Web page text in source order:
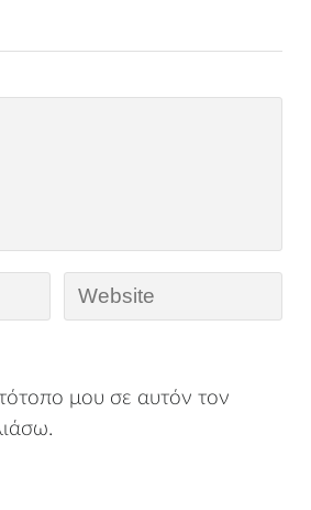
μου σε αυτόν τον